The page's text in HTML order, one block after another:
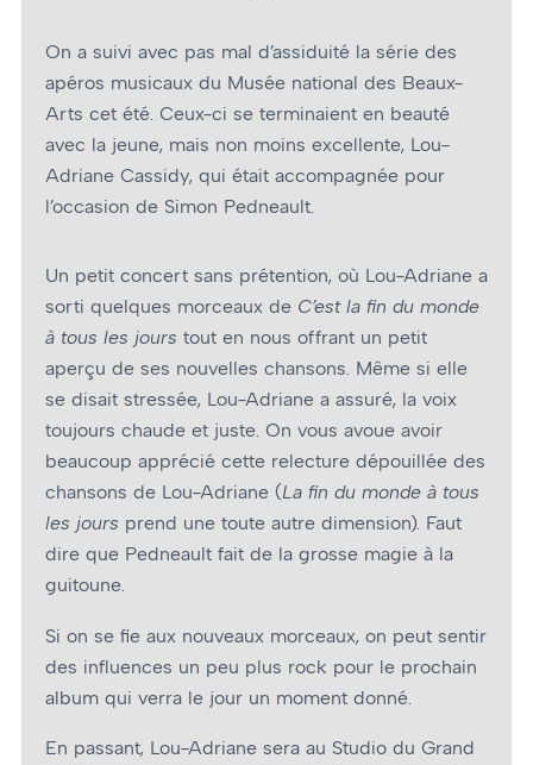
On a suivi avec pas mal d’assiduité la série des
apéros musicaux du Musée national des Beaux-
Arts cet été. Ceux-ci se terminaient en beauté
avec la jeune, mais non moins excellente, Lou-
Adriane Cassidy, qui était accompagnée pour
l’occasion de Simon Pedneault.
Un petit concert sans prétention, où Lou-Adriane a
sorti quelques morceaux de C’est la fin du monde
à tous les jours tout en nous offrant un petit
aperçu de ses nouvelles chansons. Même si elle
se disait stressée, Lou-Adriane a assuré, la voix
toujours chaude et juste. On vous avoue avoir
beaucoup apprécié cette relecture dépouillée des
chansons de Lou-Adriane (La fin du monde à tous
les jours prend une toute autre dimension). Faut
dire que Pedneault fait de la grosse magie à la
guitoune.
Si on se fie aux nouveaux morceaux, on peut sentir
des influences un peu plus rock pour le prochain
album qui verra le jour un moment donné.
En passant, Lou-Adriane sera au Studio du Grand